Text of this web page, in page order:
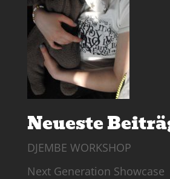
Neueste
DJEMBE WORKSHOP
Next Generation Showcase